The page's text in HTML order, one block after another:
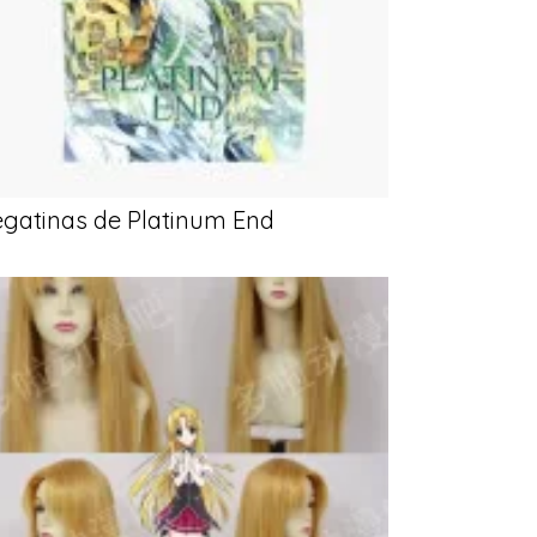
de Platinum End